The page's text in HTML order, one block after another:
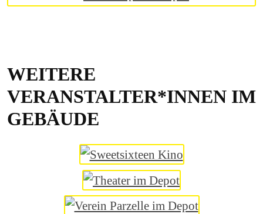
WEITERE
VERANSTALTER*INNEN IM
GEBÄUDE